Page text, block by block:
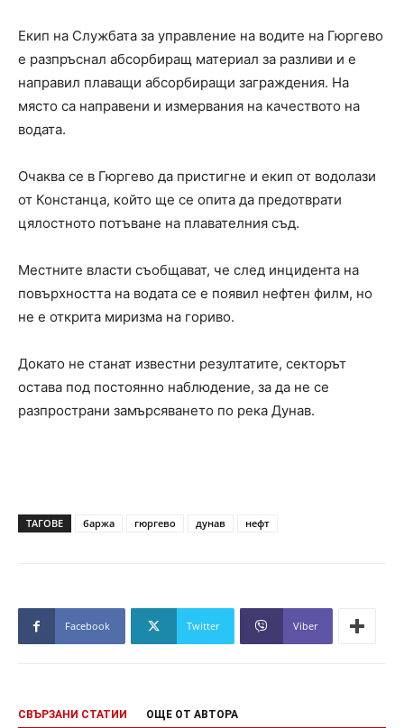
Екип на Службата за управление на водите на Гюргево
е разпръснал абсорбиращ материал за разливи и е
направил плаващи абсорбиращи заграждения. На
място са направени и измервания на качеството на
водата.
Очаква се в Гюргево да пристигне и екип от водолази
от Констанца, който ще се опита да предотврати
цялостното потъване на плавателния съд.
Местните власти съобщават, че след инцидента на
повърхността на водата се е появил нефтен филм, но
не е открита миризма на гориво.
Докато не станат известни резултатите, секторът
остава под постоянно наблюдение, за да не се
разпространи замърсяването по река Дунав.
ТАГОВЕ баржа гюргево дунав нефт
Facebook Twitter Viber
СВЪРЗАНИ СТАТИИ ОЩЕ ОТ АВТОРА